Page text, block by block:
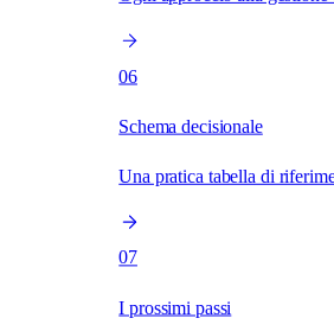
06
Schema decisionale
Una pratica tabella di
07
I prossimi passi